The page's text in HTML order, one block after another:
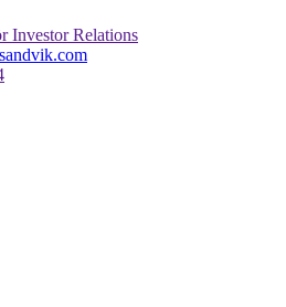
Investor Relations